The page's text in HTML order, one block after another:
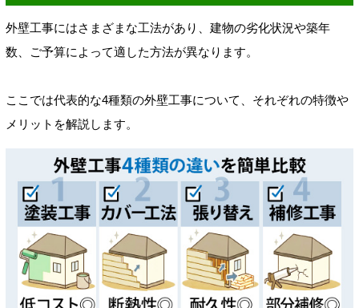
外壁工事にはさまざまな工法があり、建物の劣化状況や築年
数、ご予算によって適した方法が異なります。
ここでは代表的な4種類の外壁工事について、それぞれの特徴や
メリットを解説します。